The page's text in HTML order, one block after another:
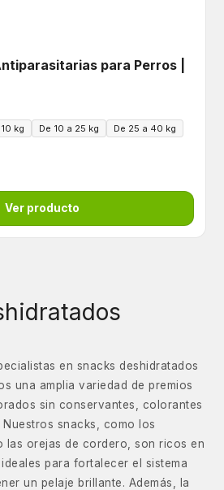
para Perros |
kg De 10 a 25 kg De 25 a 40 kg
Ver producto
en snacks deshidratados
una amplia variedad de premios
sin conservantes, colorantes
snacks, como los
las orejas de cordero, son ricos en
para fortalecer el sistema
un pelaje brillante. Además, la